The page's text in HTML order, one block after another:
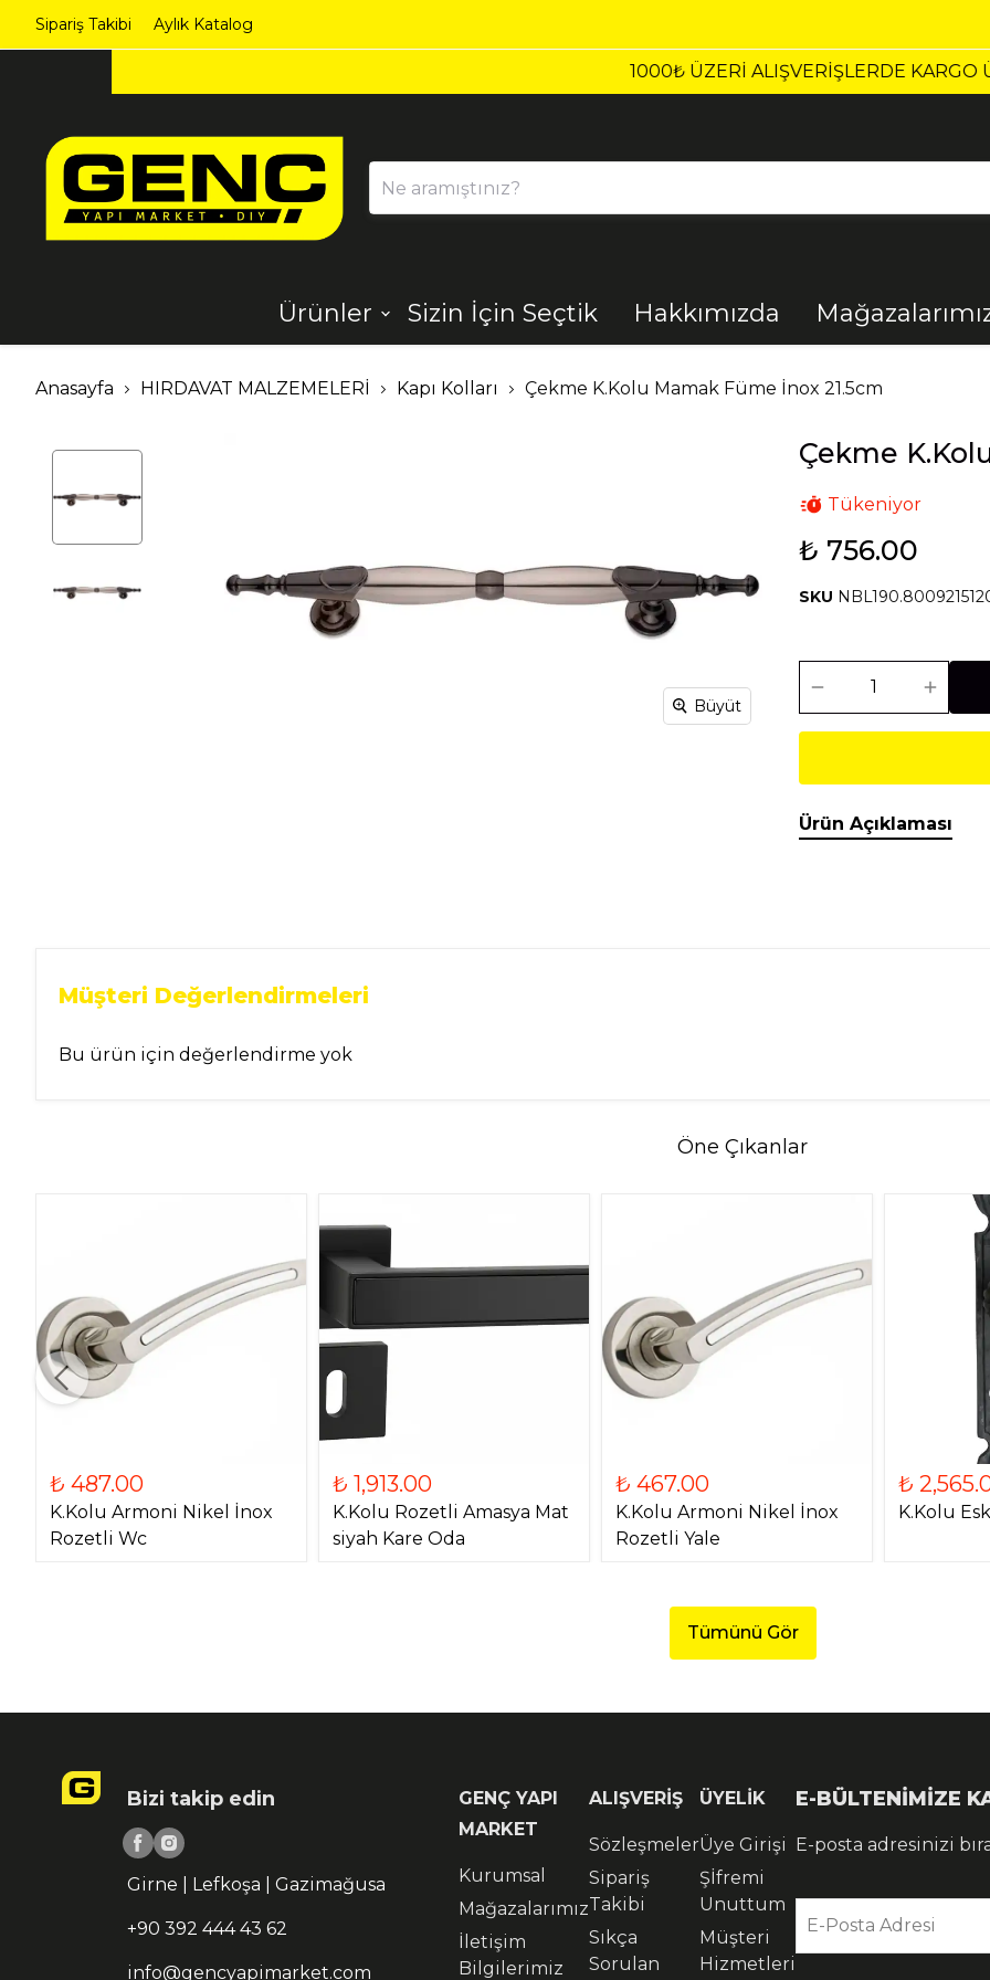
Sipariş Takibi Aylık Katalog
1000₺ ÜZERI ALIŞVERIŞLERDE KARGO ÜCRETSİZ!
Ürünler
Ahşap Aydınlatma Bahçe Banyo
Dekorasyon
Elektrik
Ev Gereçleri
Malzemeleri
Makineler
Tesisat
Malzemeleri
Sizin İçin Seçtik Hakkımızda
Anasayfa HIRDAVAT MALZEMELERİ Kapı Kolları Çekme K.Kolu Mamak Füme İnox 21.5cm
Büyüt
Çekme
Tükeniyor
₺ 756.00
SKU
Ürün Açıklaması
Müşteri Değerlendirmeleri
Bu ürün için değerlendirme yok
Öne Çıkanlar
₺ 487.00
K.Kolu Armoni Nikel İnox
Rozetli Wc
₺ 1,913.00
K.Kolu Rozetli Amasya Mat
siyah Kare Oda
₺ 467.00
K.Kolu Armoni Nikel İnox
Rozetli Yale
₺
K.Kolu
Tümünü Gör
Bizi takip edin
Girne | Lefkoşa | Gazimağusa
+90 392 444 43 62
info@gencyapimarket.com
GENÇ YAPI
MARKET
Kurumsal
Mağazalarımız
İletişim
Bilgilerimiz
ALIŞVERİŞ
Sözleşmeler
Sipariş
Takibi
Sıkça
Sorulan
ÜYELİK
Üye Girişi
Şİfremi
Unuttum
Müşteri
Hizmetleri
E-BÜLTENİMİZE
E-posta adresinizi
E-Posta Adresi